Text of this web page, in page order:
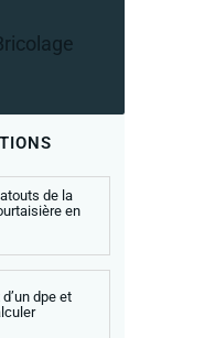
de la
en
dpe et